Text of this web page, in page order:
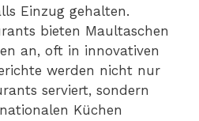
Einzug gehalten.
bieten Maultaschen
an, oft in innovativen
werden nicht nur
serviert, sondern
Küchen